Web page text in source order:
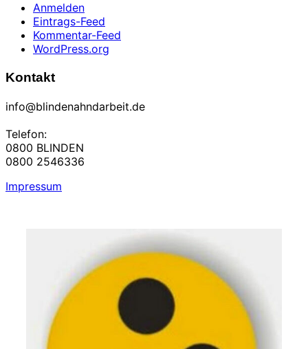
Anmelden
Eintrags-Feed
Kommentar-Feed
WordPress.org
Kontakt
info@blindenahndarbeit.de
Telefon:
0800 BLINDEN
0800 2546336
Impressum